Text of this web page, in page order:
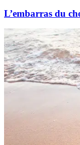
L’embarras du